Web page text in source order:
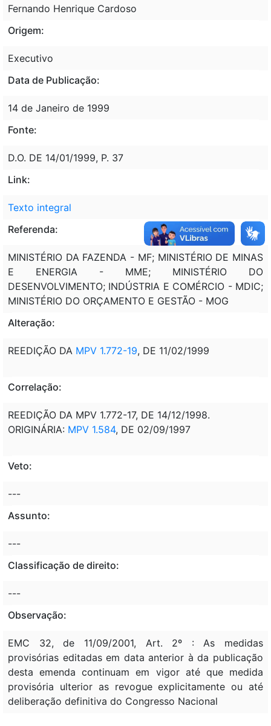
Fernando Henrique Cardoso
Origem:
Executivo
Data de Publicação:
14 de Janeiro de 1999
Fonte:
D.O. DE 14/01/1999, P. 37
Link:
Texto integral
Referenda:
MINISTÉRIO DA FAZENDA - MF; MINISTÉRIO DE MINAS
E ENERGIA - MME; MINISTÉRIO DO
DESENVOLVIMENTO; INDÚSTRIA E COMÉRCIO - MDIC;
MINISTÉRIO DO ORÇAMENTO E GESTÃO - MOG
Alteração:
REEDIÇÃO DA MPV 1.772-19, DE 11/02/1999
Correlação:
REEDIÇÃO DA MPV 1.772-17, DE 14/12/1998.
ORIGINÁRIA: MPV 1.584, DE 02/09/1997
Veto:
---
Assunto:
---
Classificação de direito:
---
Observação:
EMC 32, de 11/09/2001, Art. 2º : As medidas
provisórias editadas em data anterior à da publicação
desta emenda continuam em vigor até que medida
provisória ulterior as revogue explicitamente ou até
deliberação definitiva do Congresso Nacional